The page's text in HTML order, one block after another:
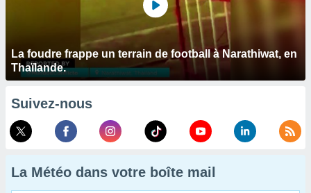
La foudre frappe un terrain de football à Narathiwat, en
Thaïlande.
Suivez-nous
La Météo dans votre boîte mail